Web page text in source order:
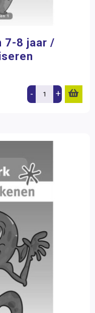
7-8 jaar /
- +